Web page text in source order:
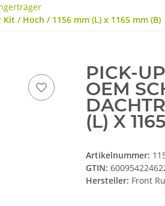
/ Hoch / 1156 mm (L) x 1165 mm (B)
PICK-
OEM
(L) X
Artikelnummer:
GTIN:
Hersteller: Front